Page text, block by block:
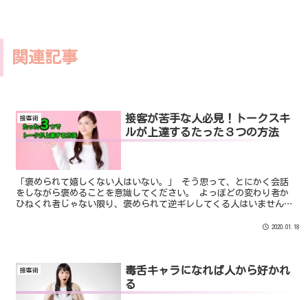
関連記事
接客術
接客が苦手な人必見！トークスキ
ルが上達するたった３つの方法
「褒められて嬉しくない人はいない。」 そう思って、とにかく会話
をしながら褒めることを意識してください。 よっぽどの変わり者か
ひねくれ者じゃない限り、褒められて逆ギレしてくる人はいません
2020.01.18
接客術
毒舌キャラになれば人から好かれ
る